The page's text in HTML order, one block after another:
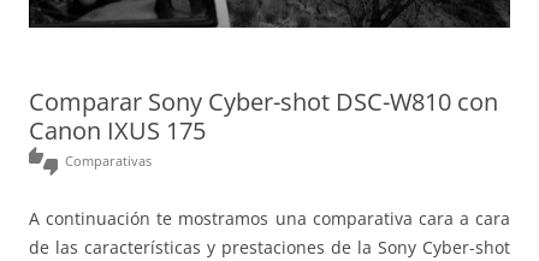
Comparar Sony Cyber-shot DSC-W810 con
Canon IXUS 175
thumbs_up_down Comparativas
A continuación te mostramos una comparativa cara a cara
de las características y prestaciones de la Sony Cyber-shot